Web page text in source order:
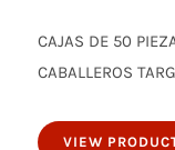
50
CAJAS DE 50
CABALLEROS
VIEW